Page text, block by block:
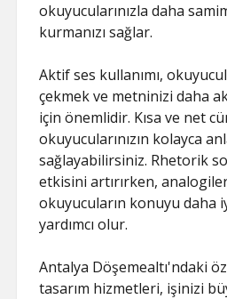
okuyucularınızla daha
kurmanızı sağlar.
Aktif ses kullanımı,
çekmek ve metninizi daha
için önemlidir. Kısa ve net
okuyucularınızın kolayca
sağlayabilirsiniz. Rhetorik
etkisini artırırken,
okuyucuların konuyu daha
yardımcı olur.
Antalya Döşemealtı'ndaki
tasarım hizmetleri, işinizi